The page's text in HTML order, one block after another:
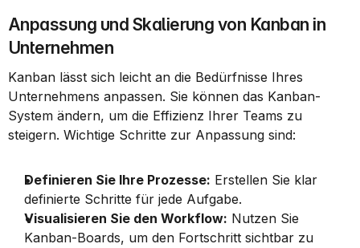
Anpassung und Skalierung von Kanban in
Unternehmen
Kanban lässt sich leicht an die Bedürfnisse Ihres
Unternehmens anpassen. Sie können das Kanban-
System ändern, um die Effizienz Ihrer Teams zu
steigern. Wichtige Schritte zur Anpassung sind:
Definieren Sie Ihre Prozesse: Erstellen Sie klar
definierte Schritte für jede Aufgabe.
Visualisieren Sie den Workflow: Nutzen Sie
Kanban-Boards, um den Fortschritt sichtbar zu